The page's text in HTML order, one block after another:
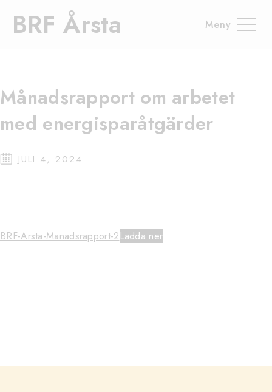
BRF Årsta
Energisparåtgärder
energisparåtgärder
Månadsrapport om arbetet
med energisparåtgärder
JULI 4, 2024
BRF-Arsta-Manadsrapport-2Ladda ner